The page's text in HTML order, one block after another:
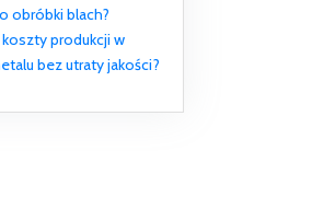
obróbki blach?
koszty produkcji w
bez utraty jakości?